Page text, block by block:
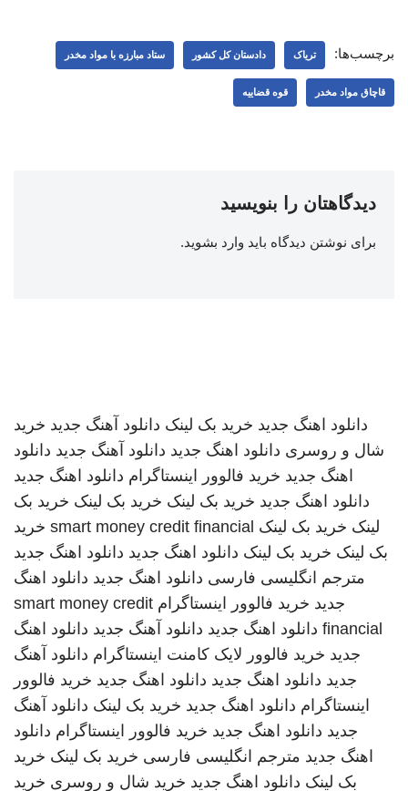
برچسب‌ها: تریاک دادستان کل کشور ستاد مبارزه با مواد مخدر
قاچاق مواد مخدر قوه قضاییه
دیدگاهتان را بنویسید
برای نوشتن دیدگاه باید وارد بشوید.
دانلود اهنگ جدید خرید بک لینک دانلود آهنگ جدید خرید
شال و روسری دانلود اهنگ جدید دانلود آهنگ جدید دانلود
اهنگ جدید خرید فالوور اینستاگرام دانلود اهنگ جدید
دانلود اهنگ جدید خرید بک لینک خرید بک لینک خرید بک
لینک خرید بک لینک smart money credit financial خرید
بک لینک خرید بک لینک دانلود اهنگ جدید دانلود اهنگ جدید
مترجم انگلیسی فارسی دانلود اهنگ جدید دانلود اهنگ
جدید خرید فالوور اینستاگرام smart money credit
financial دانلود اهنگ جدید دانلود آهنگ جدید دانلود اهنگ
جدید خرید فالوور لایک کامنت اینستاگرام دانلود آهنگ
جدید دانلود اهنگ جدید دانلود اهنگ جدید خرید فالوور
اینستاگرام دانلود اهنگ جدید خرید بک لینک دانلود آهنگ
جدید دانلود اهنگ جدید خرید فالوور اینستاگرام دانلود
اهنگ جدید مترجم انگلیسی فارسی خرید بک لینک خرید
بک لینک دانلود اهنگ جدید خرید شال و روسری خرید